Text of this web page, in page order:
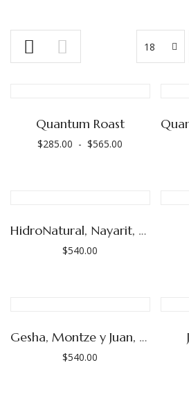
18
Quantum Roast
$285.00 - $565.00
$285.00
HidroNatural, Nayarit, Emilio Inda
$540.00
Gesha, Montze y Juan, Finca Púrpura (Las Adelitas)
$540.00